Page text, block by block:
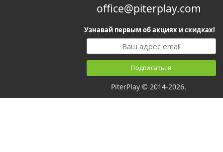
office@piterplay.com
Узнавай первым об акциях и скидках!
PiterPlay © 2014-2026.